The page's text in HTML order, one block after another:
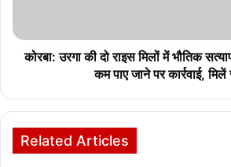
कोरबा: उरगा की दो राइस मिलों में भौतिक
कम पाए जाने पर कार्रवाई,
Related Articles